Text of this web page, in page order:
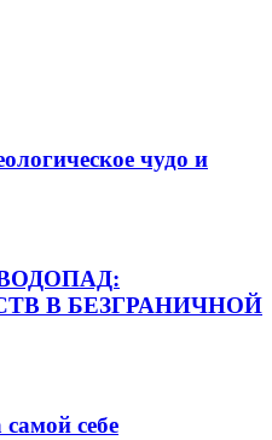
чудо и
В БЕЗГРАНИЧНОЙ
себе